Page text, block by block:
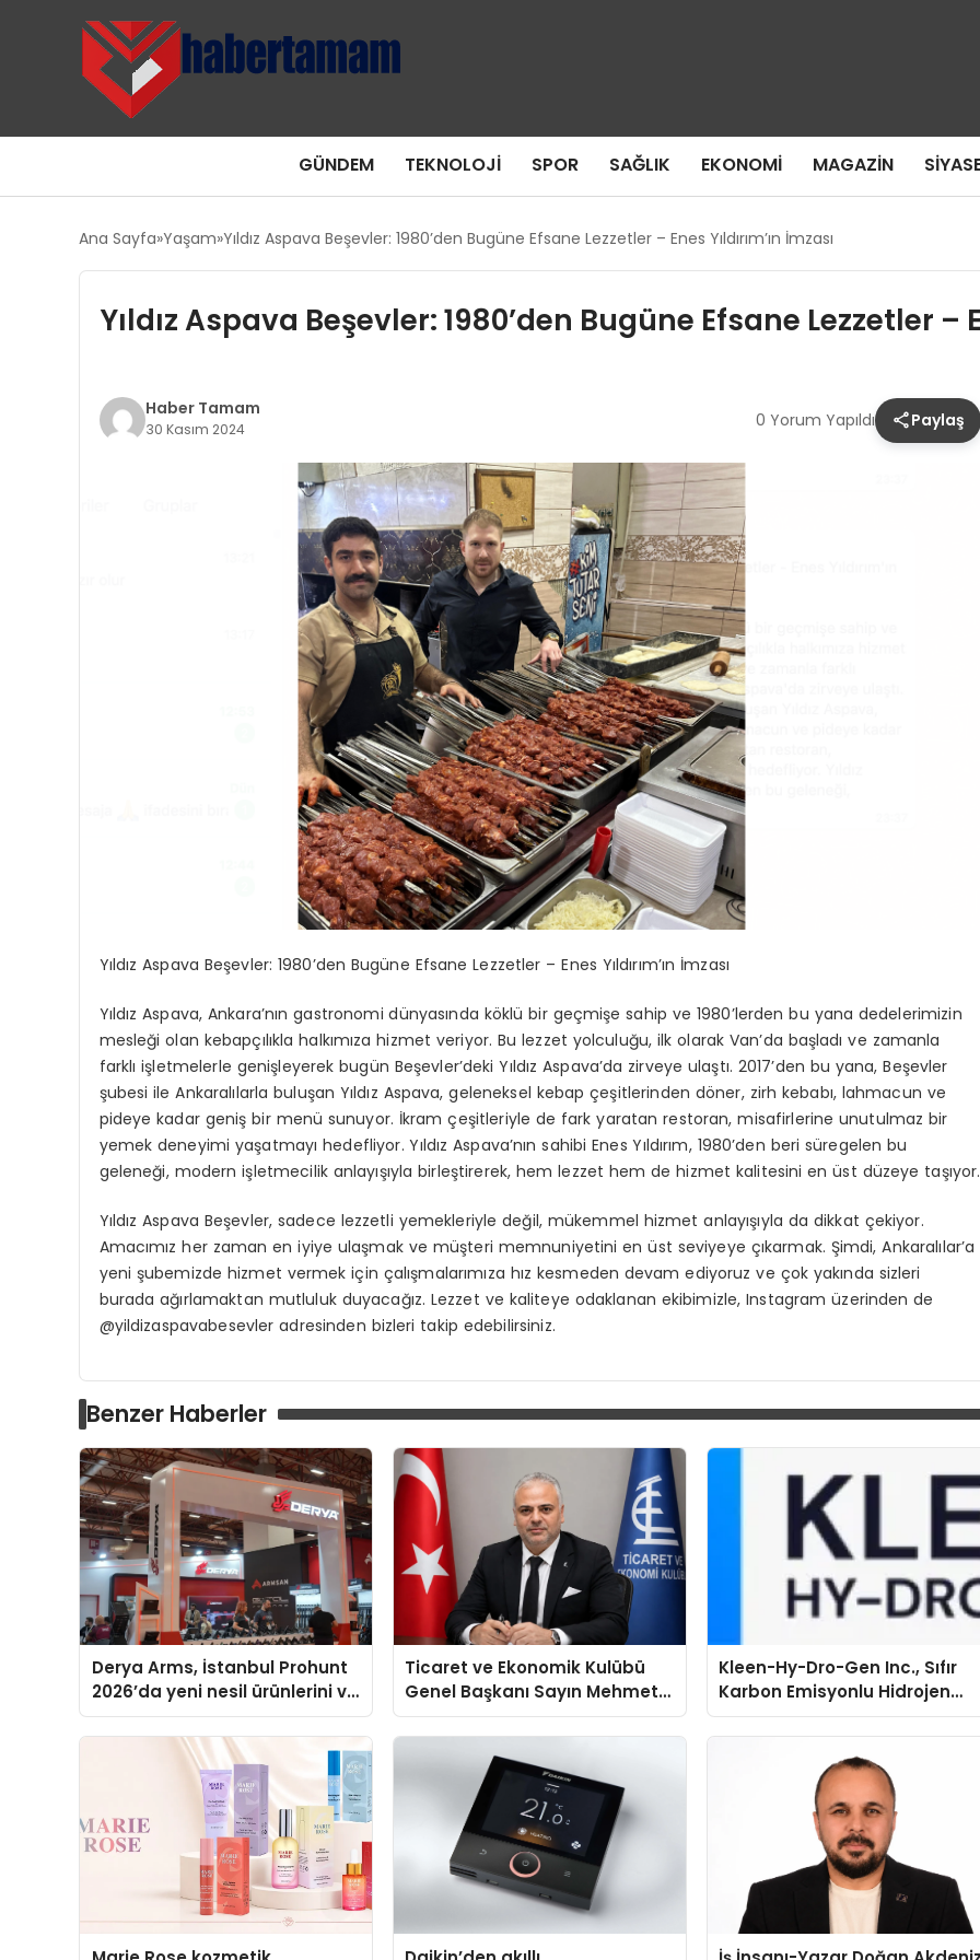
GÜNDEM TEKNOLOJI SPOR SAĞLIK EKONOMI MAGAZIN
Ana Sayfa Yaşam Yıldız Aspava Beşevler: 1980’den Bugüne Efsane Lezzetler – Enes Yıldırım’ın İmzası
Yıldız Aspava Beşevler: 1980’den Bugüne Efsane Lezzetler –
Haber Tamam
30 Kasım 2024 0 Yorum Yapıldı Paylaş
Yıldız Aspava Beşevler: 1980’den Bugüne Efsane Lezzetler – Enes Yıldırım’ın İmzası
Yıldız Aspava, Ankara’nın gastronomi dünyasında köklü bir geçmişe sahip ve 1980’lerden bu yana dedelerimizin
mesleği olan kebapçılıkla halkımıza hizmet veriyor. Bu lezzet yolculuğu, ilk olarak Van’da başladı ve zamanla
farklı işletmelerle genişleyerek bugün Beşevler’deki Yıldız Aspava’da zirveye ulaştı. 2017’den bu yana, Beşevler
şubesi ile Ankaralılarla buluşan Yıldız Aspava, geleneksel kebap çeşitlerinden döner, zirh kebabı, lahmacun ve
pideye kadar geniş bir menü sunuyor. İkram çeşitleriyle de fark yaratan restoran, misafirlerine unutulmaz bir
yemek deneyimi yaşatmayı hedefliyor. Yıldız Aspava’nın sahibi Enes Yıldırım, 1980’den beri süregelen bu
geleneği, modern işletmecilik anlayışıyla birleştirerek, hem lezzet hem de hizmet kalitesini en üst düzeye taşıyor.
Yıldız Aspava Beşevler, sadece lezzetli yemekleriyle değil, mükemmel hizmet anlayışıyla da dikkat çekiyor.
Amacımız her zaman en iyiye ulaşmak ve müşteri memnuniyetini en üst seviyeye çıkarmak. Şimdi, Ankaralılar’a
yeni şubemizde hizmet vermek için çalışmalarımıza hız kesmeden devam ediyoruz ve çok yakında sizleri
burada ağırlamaktan mutluluk duyacağız. Lezzet ve kaliteye odaklanan ekibimizle, Instagram üzerinden de
@yildizaspavabesevler adresinden bizleri takip edebilirsiniz.
Benzer Haberler
Derya Arms, İstanbul Prohunt
2026’da yeni nesil ürünlerini ve
global marka vizyonunu
sergiledi
Ticaret ve Ekonomik Kulübü
Genel Başkanı Sayın Mehmet
Ulutaş, ekonomiye dair yaptığı
açıklamada şunları kaydetti:
Kleen-Hy-Dro-Gen Inc., Sıfır
Karbon Emisyonlu Hidrojen
Isıtma Teknolojisinde ISO ve
TSSA Düzenleyici Onaylarını